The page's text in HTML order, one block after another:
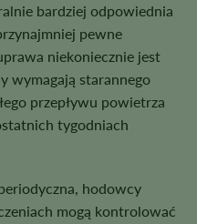
bardziej odpowiednia
pewne
niekoniecznie jest
wymagają starannego
przepływu powietrza
tygodniach
hodowcy
mogą kontrolować